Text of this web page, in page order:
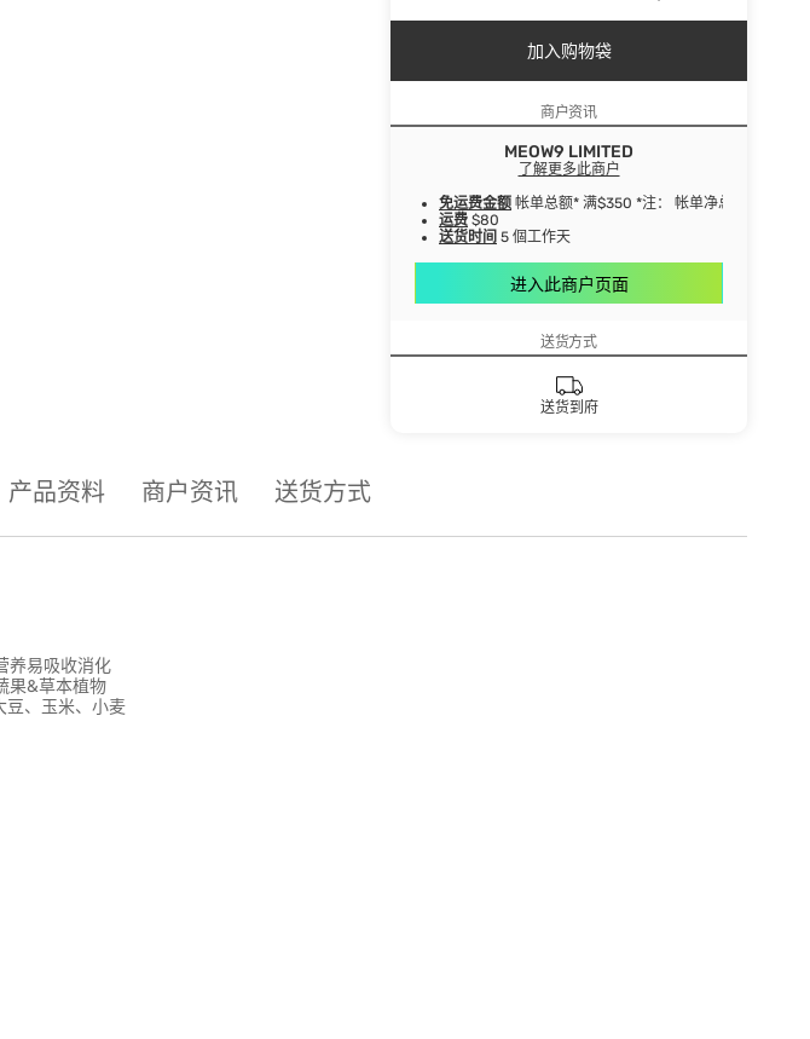
加入购物袋
商户资讯
MEOW9 LIMITED
了解更多此商户
免运费金额 帐单总额* 满$350 *注： 帐单净总额指扣除
运费 $80
送货时间 5 個工作天
进入此商户页面
送货方式
送货到府
产品资料 商户资讯 送货方式
养易吸收消化
果&草本植物
豆、玉米、小麦